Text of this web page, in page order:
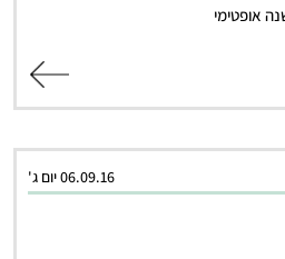
אופטימי
06.09.16 יום ג'